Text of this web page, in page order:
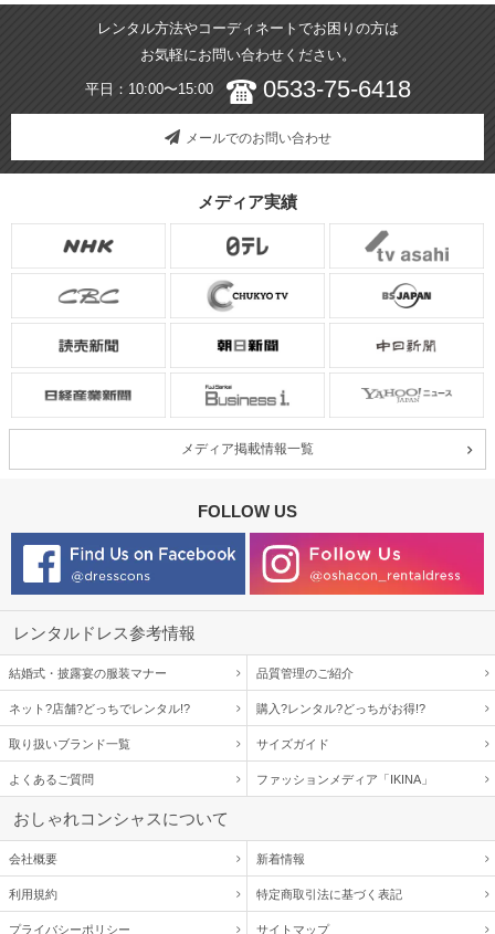
サイズ感がちょうどよく、可愛かったです。
体重 :22 kg
標準
使用シーン :
使用時期 :3月
使用地域 :
【一緒に注文した商品】
POMPKINS White Joola
生地がしっかりしていた
年齢 :8 歳
身長 :
122 cm
20 kg
体型 :華奢
サイズ :ぴったり
丈 :ひざ丈
使用シーン :結婚式参列
使用時期 :3月
使用地域 :滋賀県
生地がしっかりしていて、とてもキレイでした。
子供も気に入っていました。
【一緒に注文した商品】
POMPKINS
助かりました
レンタル方法やコーディネートでお困りの方は
お気軽にお問い合わせください。
平日：10:00〜15:00 0533-75-6418
メールでのお問い合わせ
メディア実績
メディア掲載情報一覧
FOLLOW US
レンタルドレス参考情報
結婚式・披露宴の服装マナー 品質管理のご紹介
ネット?店舗?どっちでレンタル!? 購入?レンタル?どっちがお得!?
取り扱いブランド一覧 サイズガイド
よくあるご質問 ファッションメディア「IKINA」
おしゃれコンシャスについて
会社概要 新着情報
利用規約 特定商取引法に基づく表記
プライバシーポリシー サイトマップ